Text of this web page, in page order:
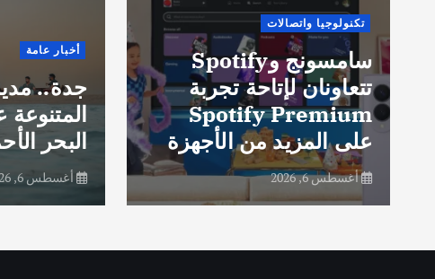
تكنولوجيا واتصالات
سامسونج وSpotify
تتعاونان لإتاحة تجربة
Spotify Premium
على المزيد من الأجهزة
أغسطس 6, 2026
أخبار عامة
جدة..
البحر
أغسطس 6, 2026